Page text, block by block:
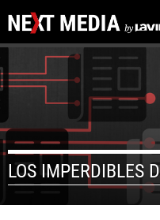
LOS IMPERDIBLES